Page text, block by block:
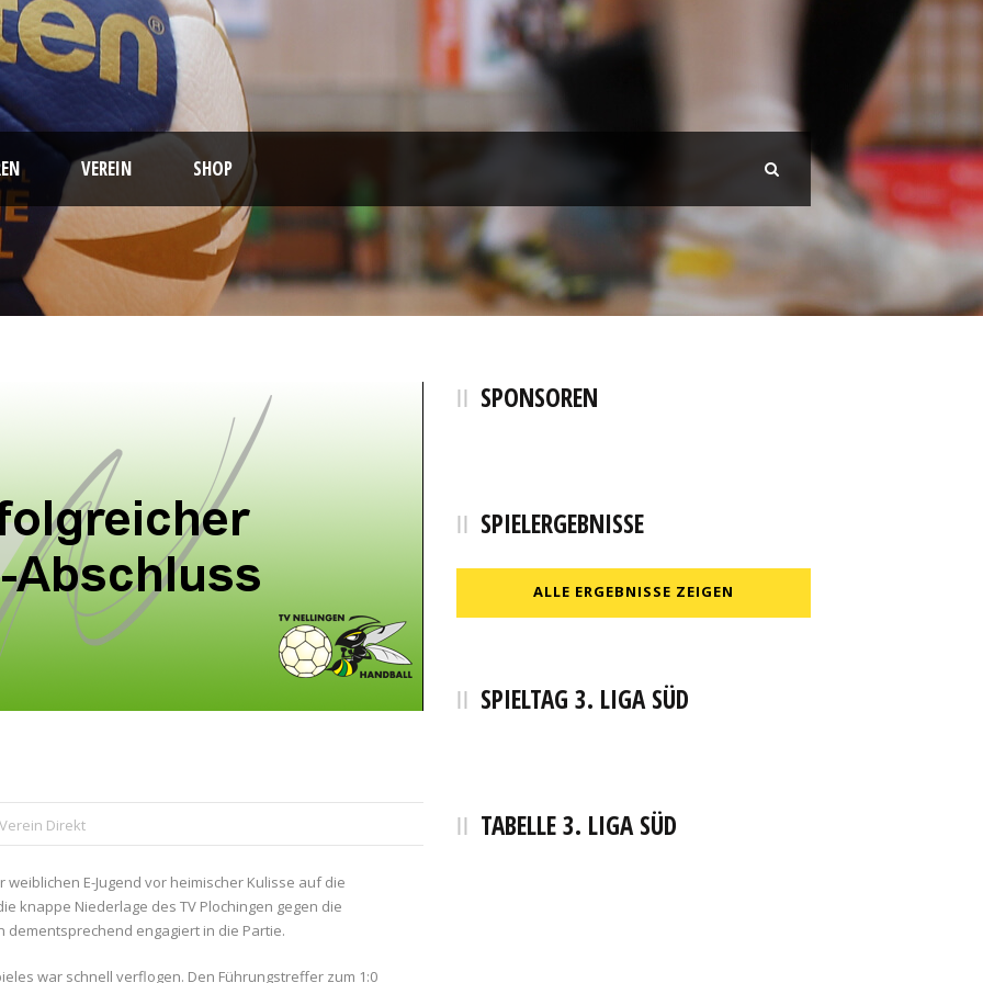
VEREIN SHOP
Verein Direkt
E-Jugend vor heimischer Kulisse auf die
knappe Niederlage des TV Plochingen gegen die
engagiert in die Partie.
war schnell verflogen. Den Führungstreffer zum 1:0
SPONSOREN
SPIELERGEBNISSE
ALLE ERGEBNISSE ZEIGEN
SPIELTAG 3. LIGA SÜD
TABELLE 3. LIGA SÜD